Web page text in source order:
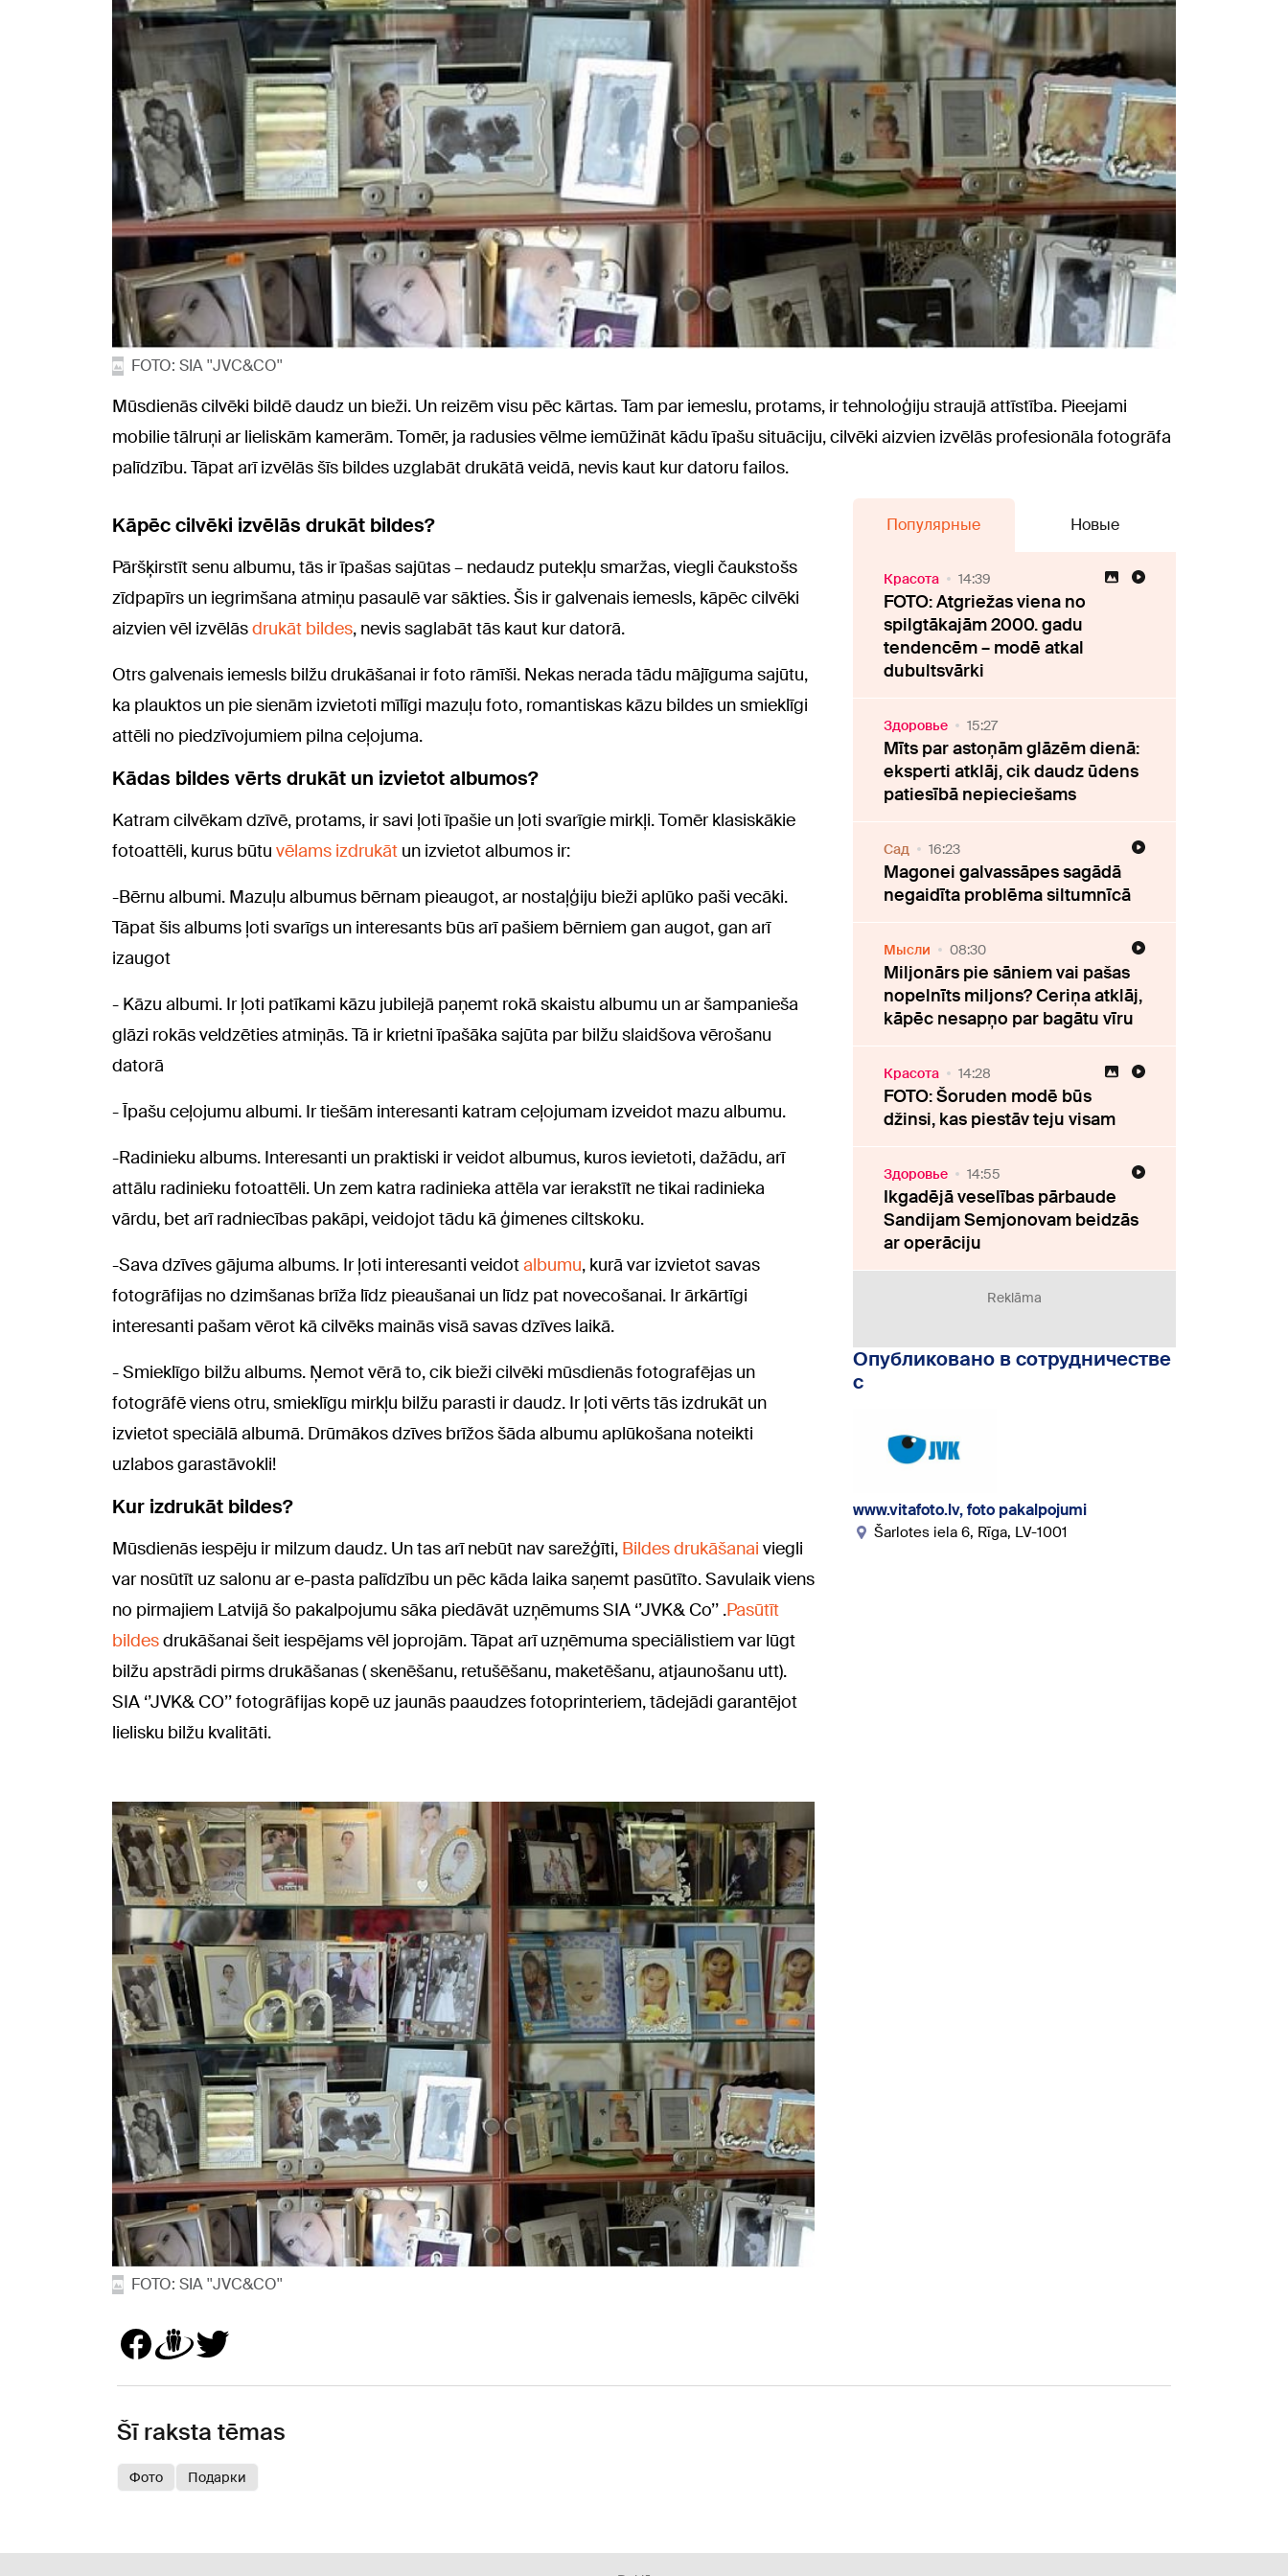
FOTO: SIA ''JVC&CO''
Mūsdienās cilvēki bildē daudz un bieži. Un reizēm visu pēc kārtas. Tam par iemeslu, protams, ir tehnoloģiju straujā attīstība. Pieejami
mobilie tālruņi ar lieliskām kamerām. Tomēr, ja radusies vēlme iemūžināt kādu īpašu situāciju, cilvēki aizvien izvēlās profesionāla fotogrāfa
palīdzību. Tāpat arī izvēlās šīs bildes uzglabāt drukātā veidā, nevis kaut kur datoru failos.
Kāpēc cilvēki izvēlās drukāt bildes?
Pāršķirstīt senu albumu, tās ir īpašas sajūtas – nedaudz putekļu smaržas, viegli čaukstošs
zīdpapīrs un iegrimšana atmiņu pasaulē var sākties. Šis ir galvenais iemesls, kāpēc cilvēki
aizvien vēl izvēlāsdrukāt bildes, nevis saglabāt tās kaut kur datorā.
Otrs galvenais iemesls bilžu drukāšanai ir foto rāmīši. Nekas nerada tādu mājīguma sajūtu,
ka plauktos un pie sienām izvietoti mīlīgi mazuļu foto, romantiskas kāzu bildes un smieklīgi
attēli no piedzīvojumiem pilna ceļojuma.
Kādas bildes vērts drukāt un izvietot albumos?
Katram cilvēkam dzīvē, protams, ir savi ļoti īpašie un ļoti svarīgie mirkļi. Tomēr klasiskākie
fotoattēli, kurus būtu vēlams izdrukāt un izvietot albumos ir:
-Bērnu albumi. Mazuļu albumus bērnam pieaugot, ar nostaļģiju bieži aplūko paši vecāki.
Tāpat šis albums ļoti svarīgs un interesants būs arī pašiem bērniem gan augot, gan arī
izaugot
- Kāzu albumi. Ir ļoti patīkami kāzu jubilejā paņemt rokā skaistu albumu un ar šampanieša
glāzi rokās veldzēties atmiņās. Tā ir krietni īpašāka sajūta par bilžu slaidšova vērošanu
datorā
- Īpašu ceļojumu albumi. Ir tiešām interesanti katram ceļojumam izveidot mazu albumu.
-Radinieku albums. Interesanti un praktiski ir veidot albumus, kuros ievietoti, dažādu, arī
attālu radinieku fotoattēli. Un zem katra radinieka attēla var ierakstīt ne tikai radinieka
vārdu, bet arī radniecības pakāpi, veidojot tādu kā ģimenes ciltskoku.
-Sava dzīves gājuma albums. Ir ļoti interesanti veidotalbumu, kurā var izvietot savas
fotogrāfijas no dzimšanas brīža līdz pieaušanai un līdz pat novecošanai. Ir ārkārtīgi
interesanti pašam vērot kā cilvēks mainās visā savas dzīves laikā.
- Smieklīgo bilžu albums. Ņemot vērā to, cik bieži cilvēki mūsdienās fotografējas un
fotogrāfē viens otru, smieklīgu mirkļu bilžu parasti ir daudz. Ir ļoti vērts tās izdrukāt un
izvietot speciālā albumā. Drūmākos dzīves brīžos šāda albumu aplūkošana noteikti
uzlabos garastāvokli!
Kur izdrukāt bildes?
Mūsdienās iespēju ir milzum daudz. Un tas arī nebūt nav sarežģīti, Bildes drukāšanai viegli
var nosūtīt uz salonu ar e-pasta palīdzību un pēc kāda laika saņemt pasūtīto. Savulaik viens
no pirmajiem Latvijā šo pakalpojumu sāka piedāvāt uzņēmums SIA ‘’JVK& Co’’ .Pasūtīt
bildesdrukāšanai šeit iespējams vēl joprojām. Tāpat arī uzņēmuma speciālistiem var lūgt
bilžu apstrādi pirms drukāšanas ( skenēšanu, retušēšanu, maketēšanu, atjaunošanu utt).
SIA ‘’JVK& CO’’ fotogrāfijas kopē uz jaunās paaudzes fotoprinteriem, tādejādi garantējot
lielisku bilžu kvalitāti.
FOTO: SIA ''JVC&CO''
Популярные Новые
Красота 14:39
FOTO: Atgriežas viena no
spilgtākajām 2000. gadu
tendencēm – modē atkal
dubultsvārki
Здоровье 15:27
Mīts par astoņām glāzēm dienā:
eksperti atklāj, cik daudz ūdens
patiesībā nepieciešams
Cад 16:23
Magonei galvassāpes sagādā
negaidīta problēma siltumnīcā
Мысли 08:30
Miljonārs pie sāniem vai pašas
nopelnīts miljons? Ceriņa atklāj,
kāpēc nesapņo par bagātu vīru
Красота 14:28
FOTO: Šoruden modē būs
džinsi, kas piestāv teju visam
Здоровье 14:55
Ikgadējā veselības pārbaude
Sandijam Semjonovam beidzās
ar operāciju
Reklāma
Опубликовано в сотрудничестве
с
www.vitafoto.lv, foto pakalpojumi
Šarlotes iela 6, Rīga, LV-1001
Šī raksta tēmas
Фото Подарки